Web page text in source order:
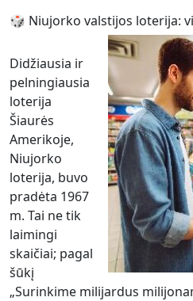
🎲 Niujorko valstijos loterija:
Didžiausia ir
pelningiausia
loterija
Šiaurės
Amerikoje,
Niujorko
loterija, buvo
pradėta 1967
m. Tai ne tik
laimingi
skaičiai; pagal
šūkį
„Surinkime milijardus